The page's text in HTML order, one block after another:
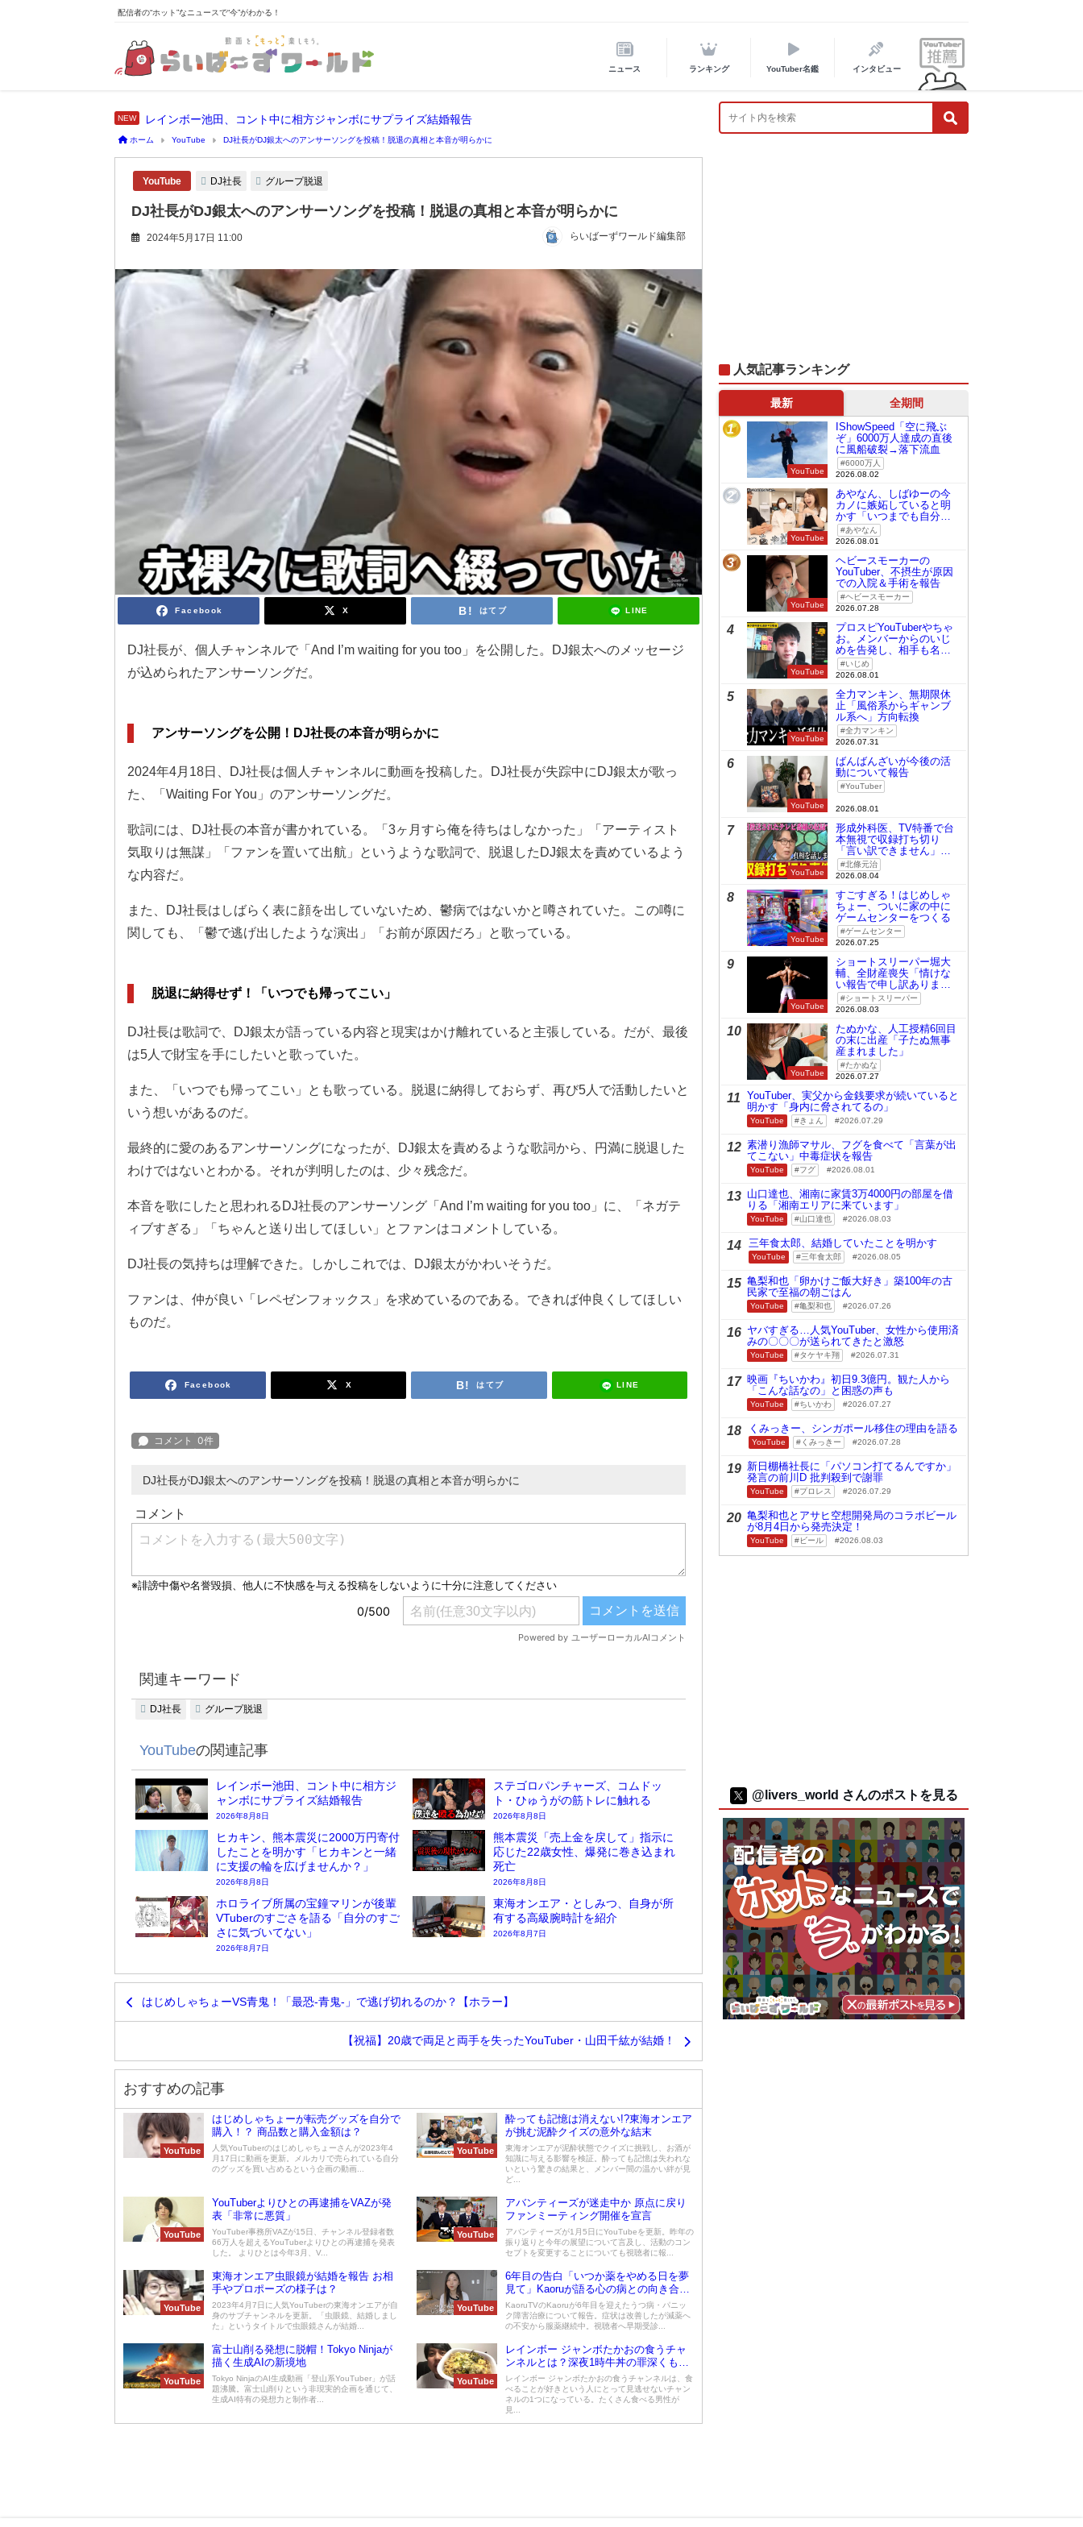
配信者の“ホット”なニュースで“今”がわかる！
ニュース ランキング YouTuber名鑑 インタビュー
レインボー池田、コント中に相方ジャンボにサプライズ結婚報告
ホーム YouTube DJ社長がDJ銀太へのアンサーソングを投稿！脱退の真相と本音が明らかに
YouTube DJ社長 グループ脱退
DJ社長がDJ銀太へのアンサーソングを投稿！脱退の真相と本音が明らかに
2024年5月17日 11:00 らいばーずワールド編集部
Facebook X はてブ LINE
DJ社長が、個人チャンネルで「And I’m waiting for you too」を公開した。DJ銀太へのメッセージ
が込められたアンサーソングだ。
アンサーソングを公開！DJ社長の本音が明らかに
2024年4月18日、DJ社長は個人チャンネルに動画を投稿した。DJ社長が失踪中にDJ銀太が歌っ
た、「Waiting For You」のアンサーソングだ。
歌詞には、DJ社長の本音が書かれている。「3ヶ月すら俺を待ちはしなかった」「アーティスト
気取りは無謀」「ファンを置いて出航」というような歌詞で、脱退したDJ銀太を責めているよう
な内容だ。
また、DJ社長はしばらく表に顔を出していないため、鬱病ではないかと噂されていた。この噂に
関しても、「鬱で逃げ出したような演出」「お前が原因だろ」と歌っている。
脱退に納得せず！「いつでも帰ってこい」
DJ社長は歌詞で、DJ銀太が語っている内容と現実はかけ離れていると主張している。だが、最後
は5人で財宝を手にしたいと歌っていた。
また、「いつでも帰ってこい」とも歌っている。脱退に納得しておらず、再び5人で活動したいと
いう想いがあるのだ。
最終的に愛のあるアンサーソングになったが、DJ銀太を責めるような歌詞から、円満に脱退した
わけではないとわかる。それが判明したのは、少々残念だ。
本音を歌にしたと思われるDJ社長のアンサーソング「And I’m waiting for you too」に、「ネガテ
ィブすぎる」「ちゃんと送り出してほしい」とファンはコメントしている。
DJ社長の気持ちは理解できた。しかしこれでは、DJ銀太がかわいそうだ。
ファンは、仲が良い「レペゼンフォックス」を求めているのである。できれば仲良くしてほしい
ものだ。
Facebook X はてブ LINE
DJ社長がDJ銀太へのアンサーソングを投稿！脱退の真相と本音が明らかに
関連キーワード
DJ社長 グループ脱退
YouTubeの関連記事
レインボー池田、コント中に相方ジ
ャンボにサプライズ結婚報告
2026年8月8日
ステゴロパンチャーズ、コムドッ
ト・ひゅうがの筋トレに触れる
2026年8月8日
ヒカキン、熊本震災に2000万円寄付
したことを明かす「ヒカキンと一緒
に支援の輪を広げませんか？」
2026年8月8日
熊本震災「売上金を戻して」指示に
応じた22歳女性、爆発に巻き込まれ
死亡
2026年8月8日
ホロライブ所属の宝鐘マリンが後輩
VTuberのすごさを語る「自分のすご
さに気づいてない」
2026年8月7日
東海オンエア・としみつ、自身が所
有する高級腕時計を紹介
2026年8月7日
はじめしゃちょーVS青鬼！「最恐-青鬼-」で逃げ切れるのか？【ホラー】
【祝福】20歳で両足と両手を失ったYouTuber・山田千紘が結婚！
おすすめの記事
YouTube
はじめしゃちょーが転売グッズを自分で
購入！？ 商品数と購入金額は？
人気YouTuberのはじめしゃちょーさんが2023年4
月17日に動画を更新。メルカリで売られている自分
のグッズを買い占めるという企画の動画...
YouTube
酔っても記憶は消えない!?東海オンエア
が挑む泥酔クイズの意外な結末
東海オンエアが泥酔状態でクイズに挑戦し、お酒が
知識に与える影響を検証。酔っても記憶は失われな
いという驚きの結果と、メンバー間の温かい絆が見
ど...
YouTube
YouTuberよりひとの再逮捕をVAZが発
表「非常に悪質」
YouTuber事務所VAZが15日、チャンネル登録者数
66万人を超えるYouTuberよりひとの再逮捕を発表
した。 よりひとは今年3月、V...
YouTube
アバンティーズが迷走中か 原点に戻り
ファンミーティング開催を宣言
アバンティーズが1月5日にYouTubeを更新。昨年の
振り返りと今年の展望について言及し、活動のコン
セプトを変更することについても視聴者に報...
YouTube
東海オンエア虫眼鏡が結婚を報告 お相
手やプロポーズの様子は？
2023年4月7日に人気YouTuberの東海オンエアが自
身のサブチャンネルを更新。「虫眼鏡、結婚しまし
た」というタイトルで虫眼鏡さんが結婚...
YouTube
6年目の告白「いつか薬をやめる日を夢
見て」Kaoruが語る心の病との向き合い
方
KaoruTVのKaoruが6年目を迎えたうつ病・パニッ
ク障害治療について報告。症状は改善したが減薬へ
の不安から服薬継続中。視聴者へ早期受診...
YouTube
富士山削る発想に脱帽！Tokyo Ninjaが
描く生成AIの新境地
Tokyo NinjaのAI生成動画「登山系YouTuber」が話
題沸騰。富士山削りという非現実的企画を通じて、
生成AI特有の発想力と制作者...
YouTube
レインボー ジャンボたかおの食うチャ
ンネルとは？深夜1時牛丼の罪深くも最
高の味！
レインボー ジャンボたかおの食うチャンネルは、食
べることが好きという人にとって見逃せないチャン
ネルの1つになっている。たくさん食べる男性が
見...
人気記事ランキング
最新 全期間
1
YouTube
IShowSpeed「空に飛ぶ
ぞ」6000万人達成の直後
に風船破裂→落下流血
6000万人
2026.08.02
2
YouTube
あやなん、しばゆーの今
カノに嫉妬していると明
かす「いつまでも自分の
ものみたいに…」
あやなん
2026.08.01
3
YouTube
ヘビースモーカーの
YouTuber、不摂生が原因
での入院＆手術を報告
ヘビースモーカー
2026.07.28
4
YouTube
プロスピYouTuberやちゃ
お。メンバーからのいじ
めを告発し、相手も名指
しで批判
いじめ
2026.08.01
5
YouTube
全力マンキン、無期限休
止「風俗系からギャンブ
ル系へ」方向転換
全力マンキン
2026.07.31
6
YouTube
ばんばんざいが今後の活
動について報告
YouTuber
2026.08.01
7
YouTube
形成外科医、TV特番で台
本無視で収録打ち切り
「言い訳できません」と
謝罪北條元治
2026.08.04
8
YouTube
すごすぎる！はじめしゃ
ちょー、ついに家の中に
ゲームセンターをつくる
ゲームセンター
2026.07.25
9
YouTube
ショートスリーパー堀大
輔、全財産喪失「情けな
い報告で申し訳ありませ
ん」ショートスリーパー
2026.08.03
10
YouTube
たぬかな、人工授精6回目
の末に出産「子たぬ無事
産まれました」
たかぬな
2026.07.27
11
YouTuber、実父から金銭要求が続いていると
明かす「身内に脅されてるの」
YouTube きょん 2026.07.29
12 素潜り漁師マサル、フグを食べて「言葉が出
てこない」中毒症状を報告
YouTube フグ 2026.08.01
13 山口達也、湘南に家賃3万4000円の部屋を借
りる「湘南エリアに来ています」
YouTube 山口達也 2026.08.03
14 三年食太郎、結婚していたことを明かす
YouTube 三年食太郎 2026.08.05
15 亀梨和也「卵かけご飯大好き」築100年の古
民家で至福の朝ごはん
YouTube 亀梨和也 2026.07.26
16 ヤバすぎる…人気YouTuber、女性から使用済
みの〇〇〇が送られてきたと激怒
YouTube タケヤキ翔 2026.07.31
17 映画『ちいかわ』初日9.3億円。観た人から
「こんな話なの」と困惑の声も
YouTube ちいかわ 2026.07.27
18 くみっきー、シンガポール移住の理由を語る
YouTube くみっきー 2026.07.28
19 新日棚橋社長に「パソコン打てるんですか」
発言の前川D 批判殺到で謝罪
YouTube プロレス 2026.07.29
20 亀梨和也とアサヒ空想開発局のコラボビール
が8月4日から発売決定！
YouTube ビール 2026.08.03
@livers_world さんのポストを見る